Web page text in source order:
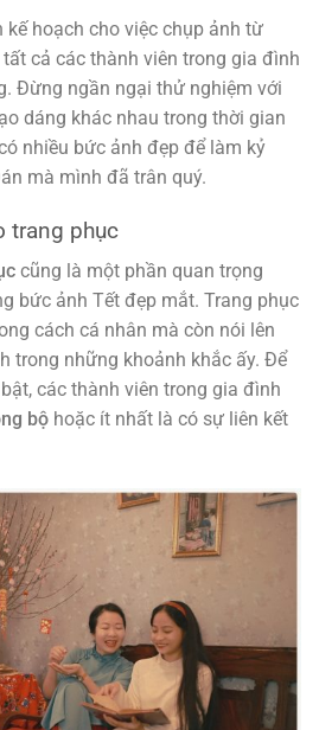
kế hoạch cho việc chụp ảnh từ
cả các thành viên trong gia đình
Đừng ngần ngại thử nghiệm với
dáng khác nhau trong thời gian
nhiều bức ảnh đẹp để làm kỷ
mà mình đã trân quý.
trang phục
cũng là một phần quan trọng
bức ảnh Tết đẹp mắt. Trang phục
cách cá nhân mà còn nói lên
trong những khoảnh khắc ấy. Để
các thành viên trong gia đình
bộ hoặc ít nhất là có sự liên kết